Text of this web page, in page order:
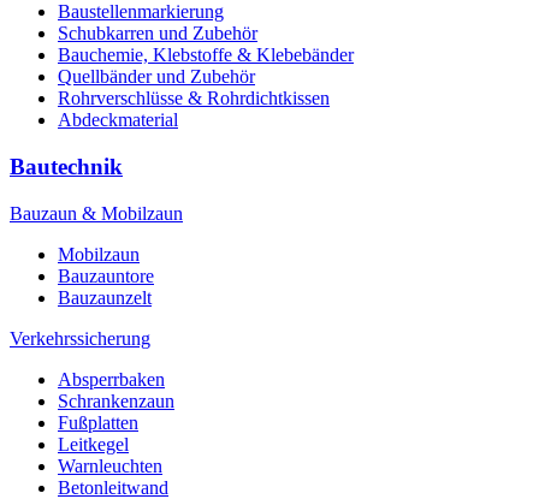
Baustellenmarkierung
Schubkarren und Zubehör
Bauchemie, Klebstoffe & Klebebänder
Quellbänder und Zubehör
Rohrverschlüsse & Rohrdichtkissen
Abdeckmaterial
Bautechnik
Bauzaun & Mobilzaun
Mobilzaun
Bauzauntore
Bauzaunzelt
Verkehrssicherung
Absperrbaken
Schrankenzaun
Fußplatten
Leitkegel
Warnleuchten
Betonleitwand